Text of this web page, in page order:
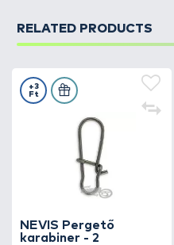
RELATED PRODUCTS
NEVIS Pergető
karabiner - 2
+3
Ft